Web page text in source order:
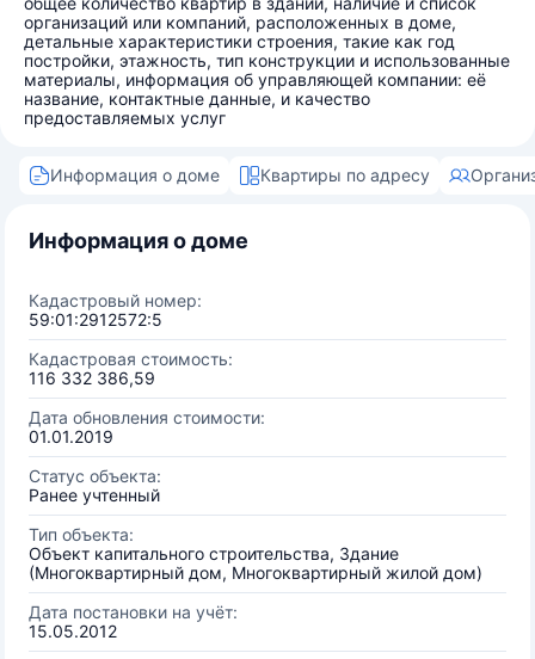
организаций или компаний, расположенных в доме,
детальные характеристики строения, такие как год
постройки, этажность, тип конструкции и использованные
материалы, информация об управляющей компании: её
название, контактные данные, и качество
предоставляемых услуг
Информация о доме Квартиры по адресу
Информация о доме
Кадастровый номер:
59:01:2912572:5
Кадастровая стоимость:
116 332 386,59
Дата обновления стоимости:
01.01.2019
Статус объекта:
Ранее учтенный
Тип объекта:
Объект капитального строительства, Здание
(Многоквартирный дом, Многоквартирный жилой дом)
Дата постановки на учёт:
15.05.2012